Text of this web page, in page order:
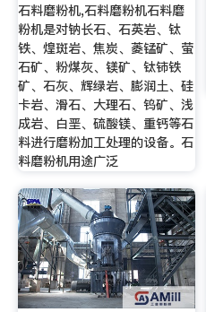
石料磨粉机,石料磨粉机石料磨
粉机是对钠长石、石英岩、钛
铁、煌斑岩、焦炭、菱锰矿、萤
石矿、粉煤灰、镁矿、钛铈铁
矿、石灰、辉绿岩、膨润土、硅
卡岩、滑石、大理石、钨矿、浅
成岩、白垩、硫酸镁、重钙等石
料进行磨粉加工处理的设备。石
料磨粉机用途广泛